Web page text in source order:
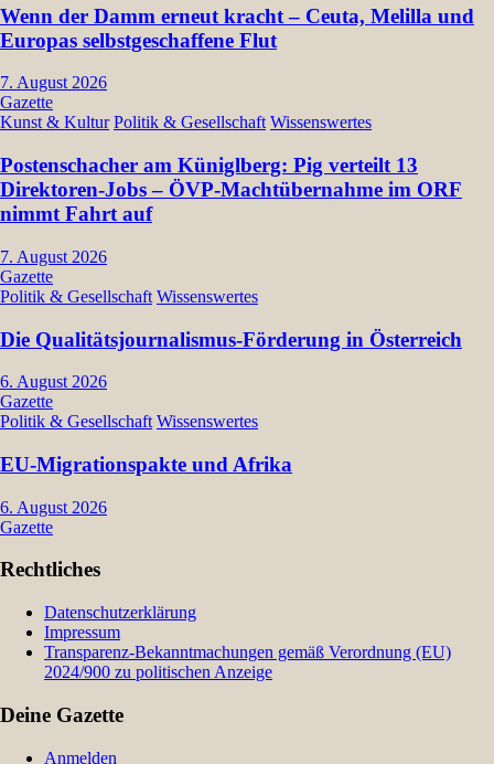
Wenn der Damm erneut kracht – Ceuta, Melilla und
Europas selbstgeschaffene Flut
7. August 2026
Gazette
Kunst & Kultur Politik & Gesellschaft Wissenswertes
Postenschacher am Küniglberg: Pig verteilt 13
Direktoren-Jobs – ÖVP-Machtübernahme im ORF
nimmt Fahrt auf
7. August 2026
Gazette
Politik & Gesellschaft Wissenswertes
Die Qualitätsjournalismus-Förderung in Österreich
6. August 2026
Gazette
Politik & Gesellschaft Wissenswertes
EU-Migrationspakte und Afrika
6. August 2026
Gazette
Rechtliches
Datenschutzerklärung
Impressum
Transparenz-Bekanntmachungen gemäß Verordnung (EU)
2024/900 zu politischen Anzeige
Deine Gazette
Anmelden